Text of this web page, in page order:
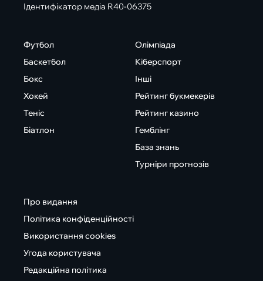
Ідентифікатор медіа R40-06375
Футбол
Баскетбол
Бокс
Хокей
Теніс
Біатлон
Олімпіада
Кіберспорт
Інші
Рейтинг букмекерів
Рейтинг казино
Гемблінг
База знань
Турніри прогнозів
Про видання
Політика конфіденційності
Використання cookies
Угода користувача
Редакційна політика